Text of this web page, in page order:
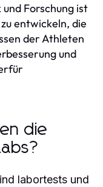
Forschung ist
entwickeln, die
der Athleten
und
die
labortests und